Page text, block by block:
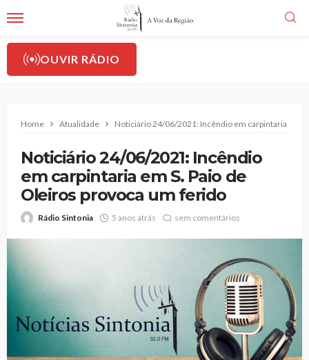
OUVIR RÁDIO
Home Atualidade Noticiário 24/06/2021: Incêndio em carpintaria em
Noticiário 24/06/2021: Incêndio
em carpintaria em S. Paio de
Oleiros provoca um ferido
Rádio Sintonia 5 anos atrás sem comentários